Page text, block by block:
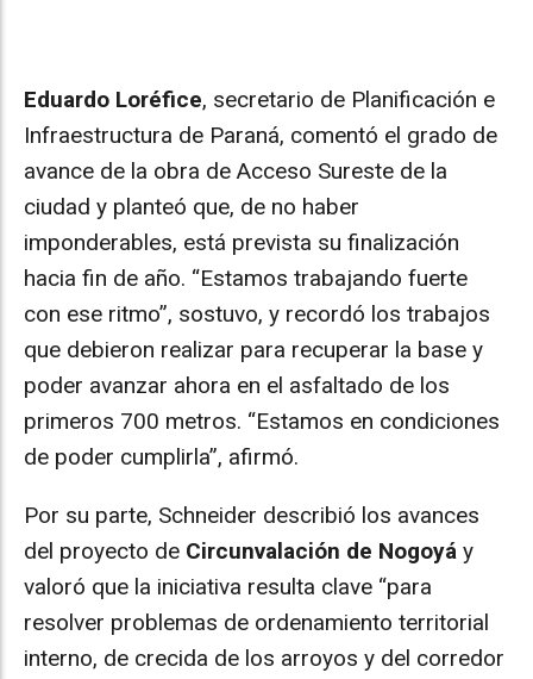
Eduardo Loréfice, secretario de Planificación e
Infraestructura de Paraná, comentó el grado de
avance de la obra de Acceso Sureste de la
ciudad y planteó que, de no haber
imponderables, está prevista su finalización
hacia fin de año. “Estamos trabajando fuerte
con ese ritmo”, sostuvo, y recordó los trabajos
que debieron realizar para recuperar la base y
poder avanzar ahora en el asfaltado de los
primeros 700 metros. “Estamos en condiciones
de poder cumplirla”, afirmó.
Por su parte, Schneider describió los avances
del proyecto de Circunvalación de Nogoyá y
valoró que la iniciativa resulta clave “para
resolver problemas de ordenamiento territorial
interno, de crecida de los arroyos y del corredor